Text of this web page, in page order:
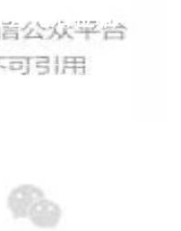
先后莅临
绍兴金柯桥